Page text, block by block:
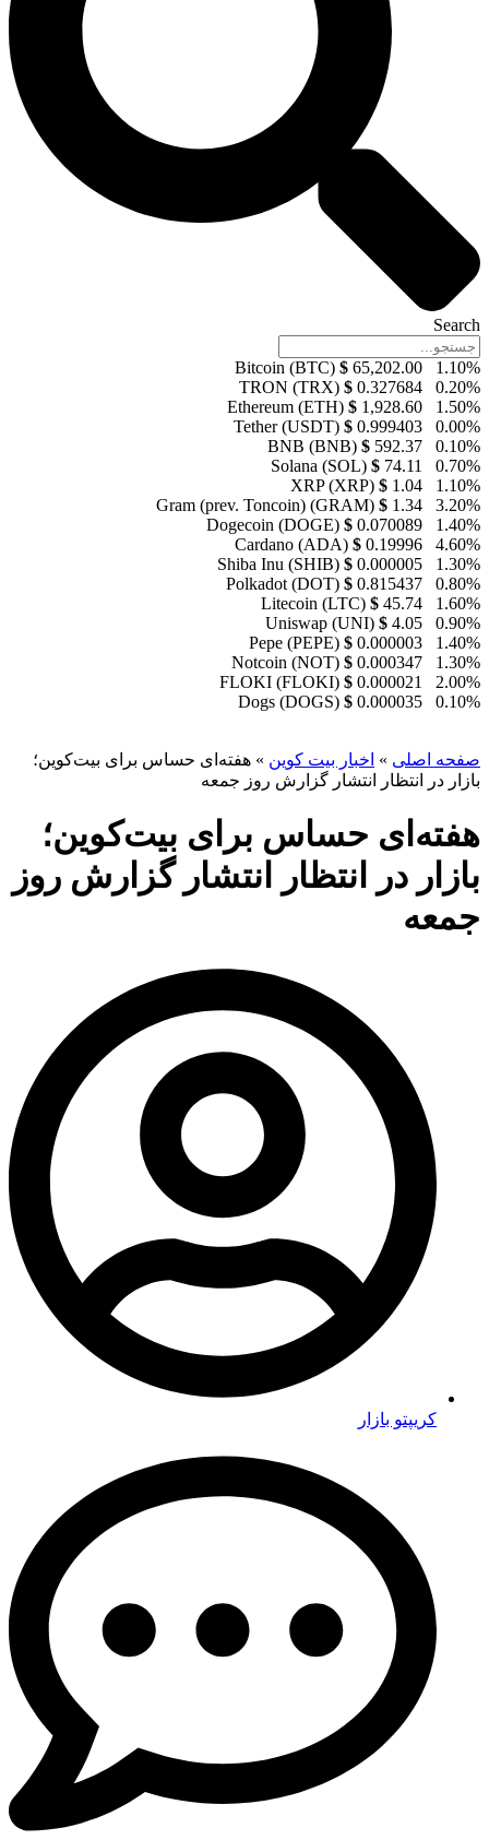
Search
Bitcoin (BTC) $ 65,202.00
1.10%
TRON (TRX) $ 0.327684
0.20%
Ethereum (ETH) $ 1,928.60
1.50%
Tether (USDT) $ 0.999403
0.00%
BNB (BNB) $ 592.37
0.10%
Solana (SOL) $ 74.11
0.70%
XRP (XRP) $ 1.04
1.10%
Gram (prev. Toncoin) (GRAM) $ 1.34
3.20%
Dogecoin (DOGE) $ 0.070089
1.40%
Cardano (ADA) $ 0.19996
4.60%
Shiba Inu (SHIB) $ 0.000005
1.30%
Polkadot (DOT) $ 0.815437
0.80%
Litecoin (LTC) $ 45.74
1.60%
Uniswap (UNI) $ 4.05
0.90%
Pepe (PEPE) $ 0.000003
1.40%
Notcoin (NOT) $ 0.000347
1.30%
FLOKI (FLOKI) $ 0.000021
2.00%
Dogs (DOGS) $ 0.000035 0.10%
صفحه اصلی » اخبار بیت کوین » هفته‌ای حساس برای بیت‌کوین؛
بازار در انتظار انتشار گزارش روز جمعه
هفته‌ای حساس برای بیت‌کوین؛
بازار در انتظار انتشار گزارش روز
جمعه
کریپتو بازار